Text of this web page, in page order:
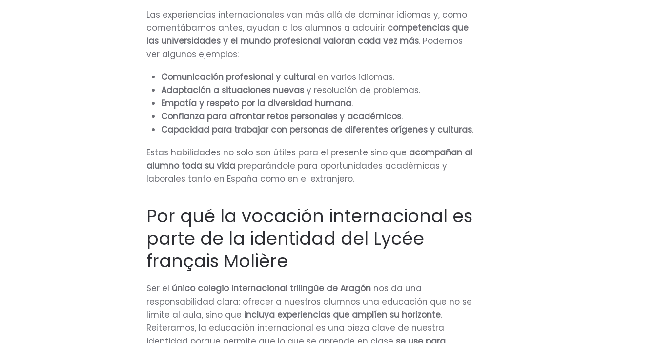
Las experiencias internacionales van más allá de dominar idiomas y, como
comentábamos antes, ayudan a los alumnos a adquirir competencias que
las universidades y el mundo profesional valoran cada vez más. Podemos
ver algunos ejemplos:
Comunicación profesional y cultural en varios idiomas.
Adaptación a situaciones nuevas y resolución de problemas.
Empatía y respeto por la diversidad humana.
Confianza para afrontar retos personales y académicos.
Capacidad para trabajar con personas de diferentes orígenes y culturas.
Estas habilidades no solo son útiles para el presente sino que acompañan al
alumno toda su vida preparándole para oportunidades académicas y
laborales tanto en España como en el extranjero.
Por qué la vocación internacional es
parte de la identidad del Lycée
français Molière
Ser el único colegio internacional trilingüe de Aragón nos da una
responsabilidad clara: ofrecer a nuestros alumnos una educación que no se
limite al aula, sino que incluya experiencias que amplíen su horizonte.
Reiteramos, la educación internacional es una pieza clave de nuestra